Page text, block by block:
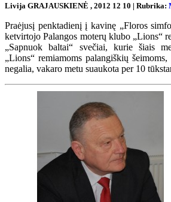
Livija GRAJAUSKIENĖ , 2012 12 10 | Rubrika:
Praėjusį penktadienį į kavinę „Floros
ketvirtojo Palangos moterų klubo „Lions“
„Sapnuok baltai“ svečiai, kurie šiais
„Lions“ remiamoms palangiškių
negalia, vakaro metu suaukota per 10